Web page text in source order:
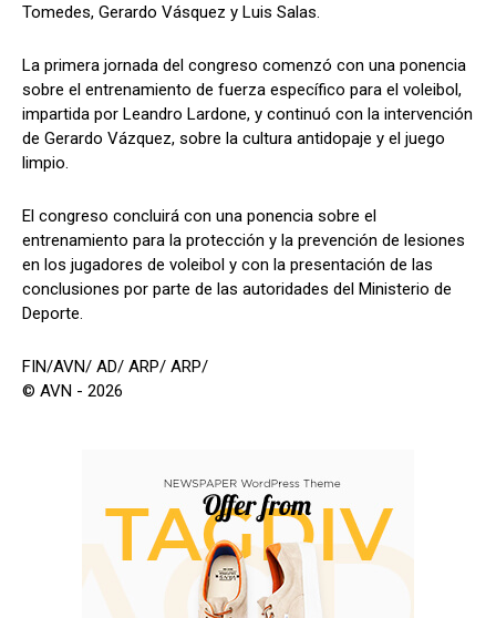
Tomedes, Gerardo Vásquez y Luis Salas.
La primera jornada del congreso comenzó con una ponencia
sobre el entrenamiento de fuerza específico para el voleibol,
impartida por Leandro Lardone, y continuó con la intervención
de Gerardo Vázquez, sobre la cultura antidopaje y el juego
limpio.
El congreso concluirá con una ponencia sobre el
entrenamiento para la protección y la prevención de lesiones
en los jugadores de voleibol y con la presentación de las
conclusiones por parte de las autoridades del Ministerio de
Deporte.
FIN/AVN/ AD/ ARP/ ARP/
© AVN - 2026